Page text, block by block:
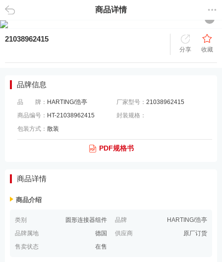
返回 商品详情
21038962415
分享 收藏
品牌信息
品 牌： HARTING/浩亭 厂家型号：21038962415
商品编号： HT-21038962415
封装规格：
包装方式： 散装
PDF规格书
商品详情
商品介绍
类别 圆形连接器组件 品牌
HARTING/浩亭
品牌属地
德国 供应商
原厂订货
售卖状态
在售